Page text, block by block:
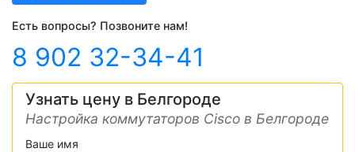
Есть вопросы? Позвоните нам!
8 902 32-34-41
Узнать цену в Белгороде
Настройка коммутаторов Cisco в Белгороде
Ваше имя